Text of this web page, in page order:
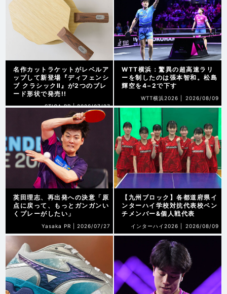
名作カットラケットがレベルア
ップして新登場『ディフェンシ
ブ クラシックⅡ』が2つのブレ
ード形状で発売!!
STIGA PR |2026/07/27
WTT横浜：驚異の超高速ラリ
ーを制したのは張本智和。松島
輝空を4−2で下す
WTT横浜2026 | 2026/08/09
英田理志、再出発への決意「原
点に戻って、もっとガンガンい
くプレーがしたい」
Yasaka PR | 2026/07/27
【九州ブロック】各都道府県イ
ンターハイ学校対抗代表校ベン
チメンバー&個人戦代表
インターハイ2026 | 2026/08/09